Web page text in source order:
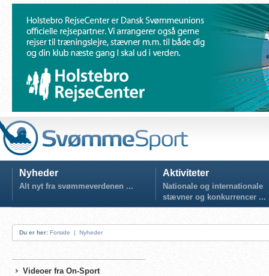
Nyheder
Alt nyt fra svømmeverdenen ...
Aktiviteter
Nationale og internationale
stævner og konkurrencer ...
Du er her: Forside | Nyheder
Videoer fra On-Sport